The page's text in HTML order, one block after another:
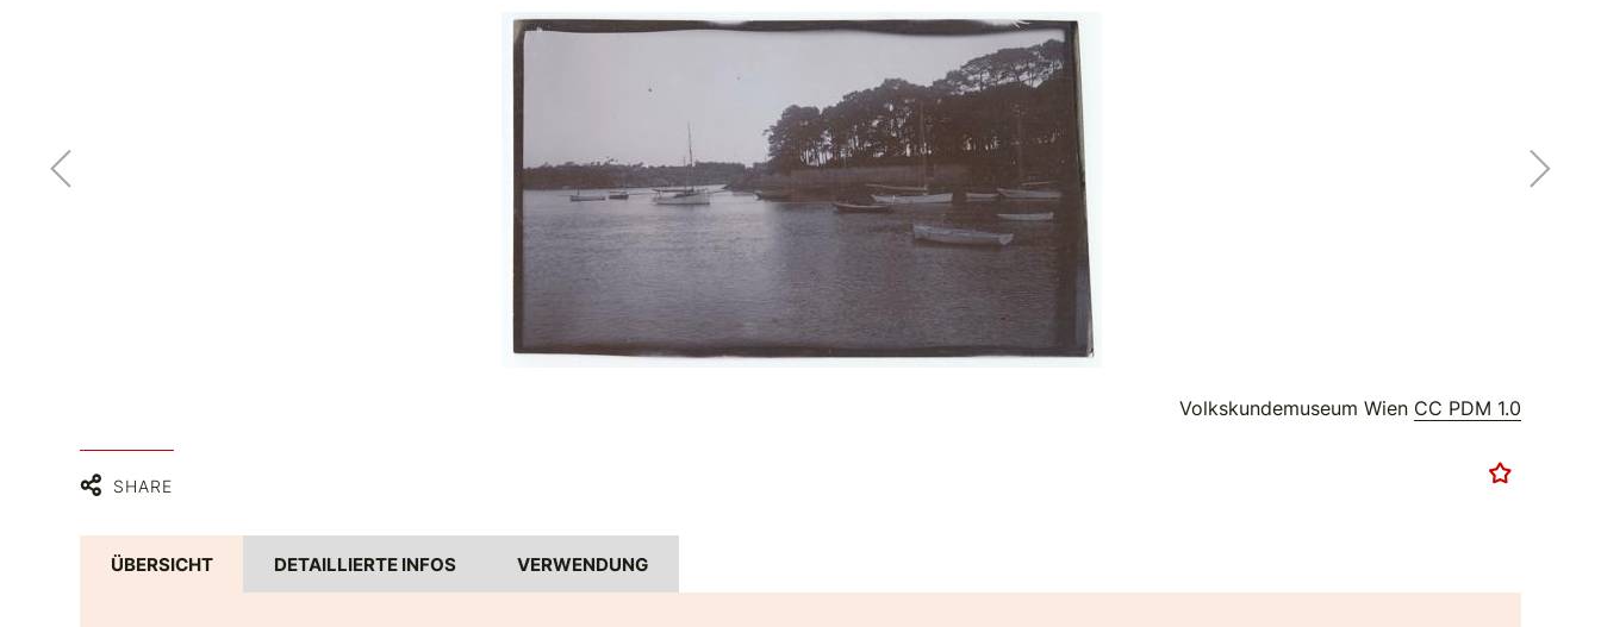
Volkskundemuseum Wien CC PDM 1.0
SHARE
ÜBERSICHT DETAILLIERTE INFOS VERWENDUNG